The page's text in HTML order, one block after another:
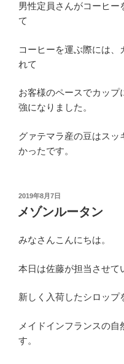
男性定員さんがコーヒー
て
コーヒーを運ぶ際には
れて
お客様のペースでカッ
強になりました。
グァテマラ産の豆はスッ
かったです。
投
日:
2019年8月7日
メゾンルータン
みなさんこんにちは。
本日は佐藤が担当させて
新しく入荷したシロップ
メイドインフランスの
す。